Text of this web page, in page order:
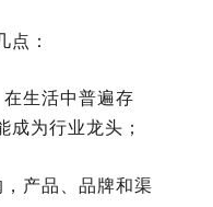
：
生活中普遍存
为行业龙头；
产品、品牌和渠